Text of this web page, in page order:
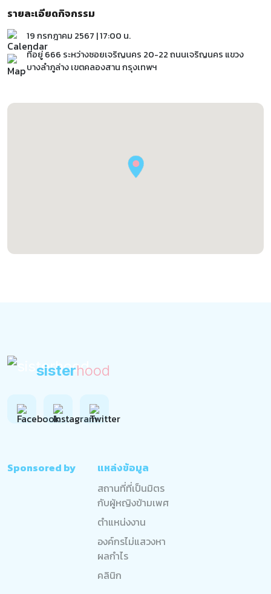
รายละเอียดกิจกรรม
19 กรกฎาคม 2567 | 17:00 น.
ที่อยู่ 666 ระหว่างซอยเจริญนคร 20-22 ถนนเจริญนคร แขวง
บางลำภูล่าง เขตคลองสาน กรุงเทพฯ
sisterhood
Sponsored by
แหล่งข้อมูล
สถานที่ที่เป็นมิตร
กับผู้หญิงข้ามเพศ
ตำแหน่งงาน
องค์กรไม่แสวงหา
ผลกำไร
คลินิก